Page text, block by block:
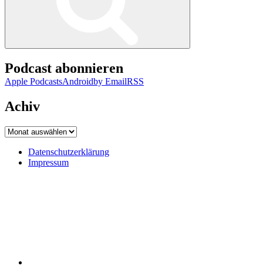
Podcast abonnieren
Apple PodcastsAndroidby EmailRSS
Achiv
Achiv
Datenschutzerklärung
Impressum